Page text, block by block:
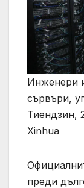
Инженери
сървъри,
Тиендзин,
Xinhua
преди